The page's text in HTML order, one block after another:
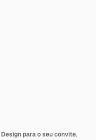
para o seu convite.